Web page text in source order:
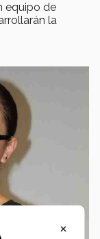
equipo de
la
×